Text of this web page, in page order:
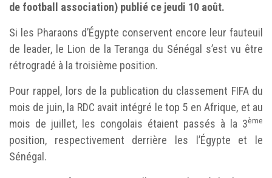
de football association) publié ce jeudi 10 août.
Si les Pharaons d’Égypte conservent encore leur fauteuil
de leader, le Lion de la Teranga du Sénégal s’est vu être
rétrogradé à la troisième position.
Pour rappel, lors de la publication du classement FIFA du
mois de juin, la RDC avait intégré le top 5 en Afrique, et au
mois de juillet, les congolais étaient passés à la 3ème
position, respectivement derrière les l’Égypte et le
Sénégal.